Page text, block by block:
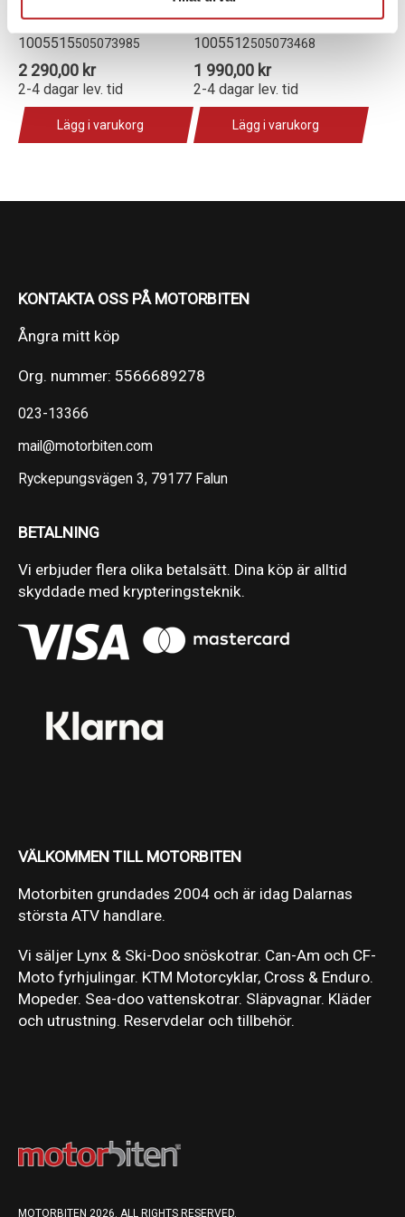
Ski-Doo
1005515505073985
2 290,00 kr
2-4 dagar lev. tid
Lägg i varukorg
Ski-Doo & Lynx
1005512505073468
1 990,00 kr
2-4 dagar lev. tid
Lägg i varukorg
KONTAKTA OSS PÅ MOTORBITEN
Ångra mitt köp
Org. nummer: 5566689278
023-13366
mail@motorbiten.com
Ryckepungsvägen 3, 79177 Falun
BETALNING
Vi erbjuder flera olika betalsätt. Dina köp är alltid
skyddade med krypteringsteknik.
VÄLKOMMEN TILL MOTORBITEN
Motorbiten grundades 2004 och är idag Dalarnas
största ATV handlare.
Vi säljer Lynx & Ski-Doo snöskotrar. Can-Am och CF-
Moto fyrhjulingar. KTM Motorcyklar, Cross & Enduro.
Mopeder. Sea-doo vattenskotrar. Släpvagnar. Kläder
och utrustning. Reservdelar och tillbehör.
MOTORBITEN 2026. ALL RIGHTS RESERVED.